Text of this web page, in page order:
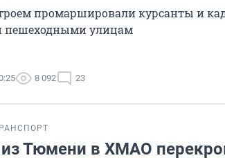
промаршировали курсанты и
пешеходными улицам
8 092 23
из Тюмени в ХМАО